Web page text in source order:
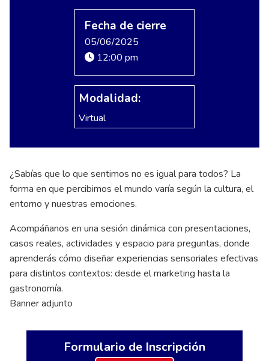
Formulario de Inscripción
Fecha de cierre
05/06/2025
12:00 pm
Modalidad:
Virtual
¿Sabías que lo que sentimos no es igual para todos? La
forma en que percibimos el mundo varía según la cultura, el
entorno y nuestras emociones.
Acompáñanos en una sesión dinámica con presentaciones,
casos reales, actividades y espacio para preguntas, donde
aprenderás cómo diseñar experiencias sensoriales efectivas
para distintos contextos: desde el marketing hasta la
gastronomía.
Banner adjunto